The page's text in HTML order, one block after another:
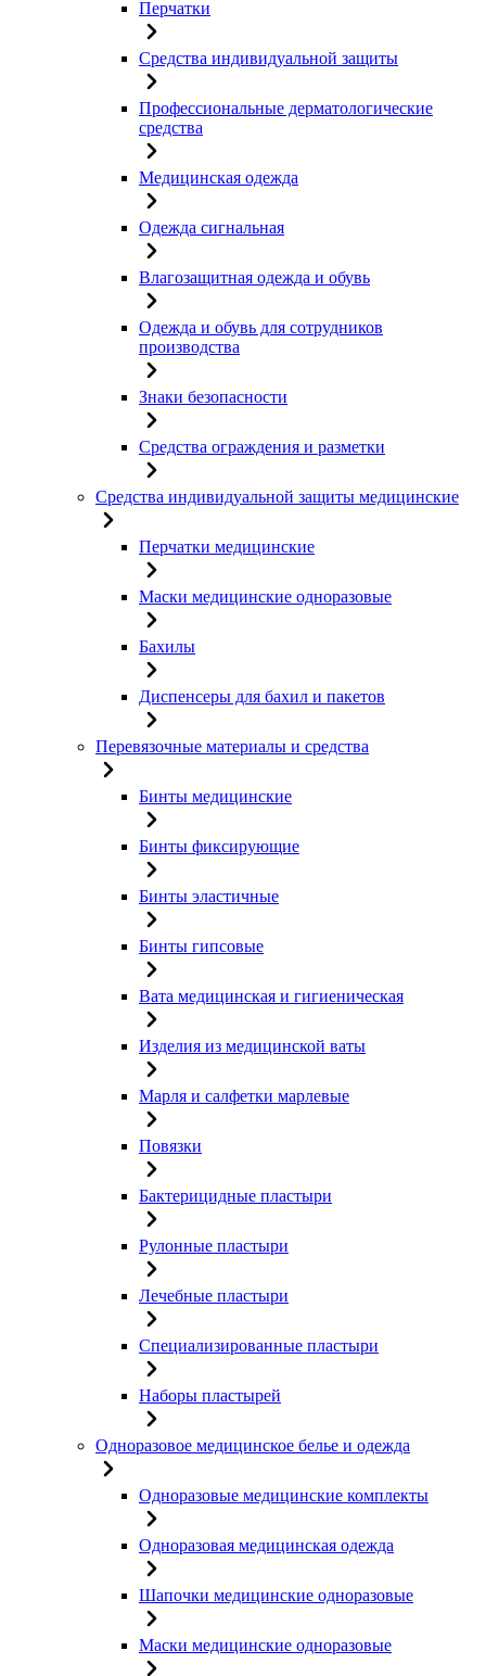
Перчатки
Средства индивидуальной защиты
Профессиональные дерматологические
средства
Медицинская одежда
Одежда сигнальная
Влагозащитная одежда и обувь
Одежда и обувь для сотрудников
производства
Знаки безопасности
Средства ограждения и разметки
Средства индивидуальной защиты медицинские
Перчатки медицинские
Маски медицинские одноразовые
Бахилы
Диспенсеры для бахил и пакетов
Перевязочные материалы и средства
Бинты медицинские
Бинты фиксирующие
Бинты эластичные
Бинты гипсовые
Вата медицинская и гигиеническая
Изделия из медицинской ваты
Марля и салфетки марлевые
Повязки
Бактерицидные пластыри
Рулонные пластыри
Лечебные пластыри
Специализированные пластыри
Наборы пластырей
Одноразовое медицинское белье и одежда
Одноразовые медицинские комплекты
Одноразовая медицинская одежда
Шапочки медицинские одноразовые
Маски медицинские одноразовые